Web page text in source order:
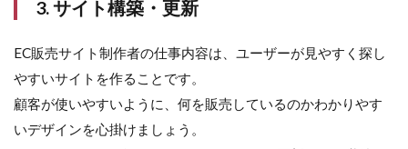
担
に
向
い
て
い
3. サイト構築・更新
EC販売サイト制作者の仕事内容は、ユーザーが見やすく探し
やすいサイトを作ることです。
顧客が使いやすいように、何を販売しているのかわかりやす
いデザインを心掛けましょう。